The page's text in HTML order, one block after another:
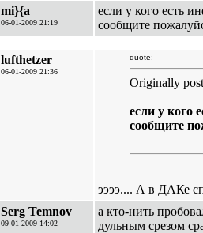
mi}{a
06-01-2009 21:19
если у кого есть
сообщите
lufthetzer
06-01-2009 21:36
quote:
Originally
если у кого
сообщите
ээээ.... А в ДАКе
Serg Temnov
09-01-2009 14:02
а кто-нить
дульным срезом